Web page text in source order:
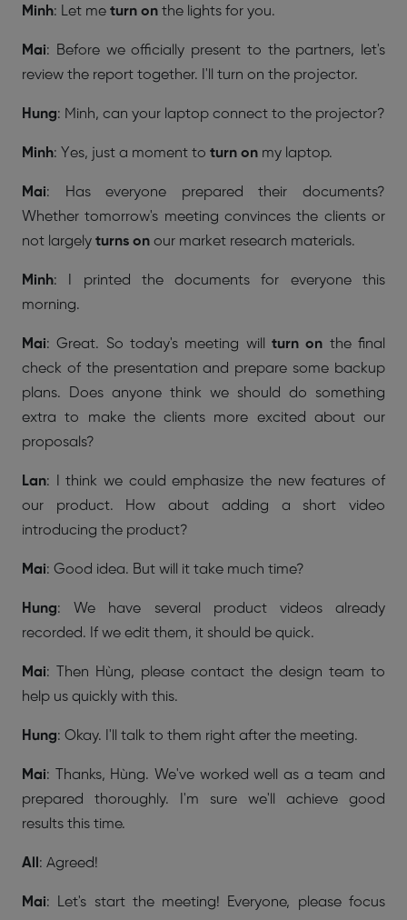
Minh: Let me turn on the lights for you.
Mai: Before we officially present to the partners, let's
review the report together. I'll turn on the projector.
Hung: Minh, can your laptop connect to the projector?
Minh: Yes, just a moment to turn on my laptop.
Mai: Has everyone prepared their documents?
Whether tomorrow's meeting convinces the clients or
not largely turns on our market research materials.
Minh: I printed the documents for everyone this
morning.
Mai: Great. So today's meeting will turn on the final
check of the presentation and prepare some backup
plans. Does anyone think we should do something
extra to make the clients more excited about our
proposals?
Lan: I think we could emphasize the new features of
our product. How about adding a short video
introducing the product?
Mai: Good idea. But will it take much time?
Hung: We have several product videos already
recorded. If we edit them, it should be quick.
Mai: Then Hùng, please contact the design team to
help us quickly with this.
Hung: Okay. I'll talk to them right after the meeting.
Mai: Thanks, Hùng. We've worked well as a team and
prepared thoroughly. I'm sure we'll achieve good
results this time.
All : Agreed!
Mai: Let's start the meeting! Everyone, please focus